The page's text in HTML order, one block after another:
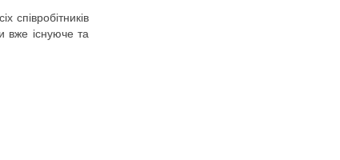
співробітників
вже існуюче та